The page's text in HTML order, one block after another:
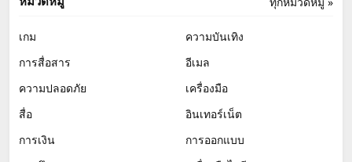
เกม
ความบันเทิง
การสื่อสาร
อีเมล
ความปลอดภัย
เครื่องมือ
สื่อ
อินเทอร์เน็ต
การเงิน
การออกแบบ